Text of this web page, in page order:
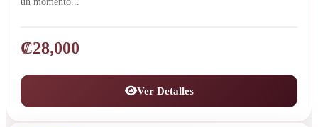
₡28,000
Ver Detalles